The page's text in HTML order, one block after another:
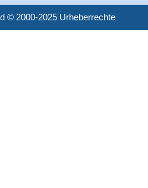
© 2000-2025 Urheberrechte